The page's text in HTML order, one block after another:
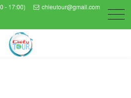
- 17:00)
chieutour@gmail.com